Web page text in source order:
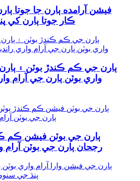
فيشن آرامده ٻارن جا جوتا
ڪار جوتا ٻارن کي
ٻارن جي ڪم ڪندڙ بوٽن ۽
واري بوٽن ٻارن جي آرام
ٻارن جي بوٽن فيشن ڪم
رجحان ٻارن جي بوٽن آرام